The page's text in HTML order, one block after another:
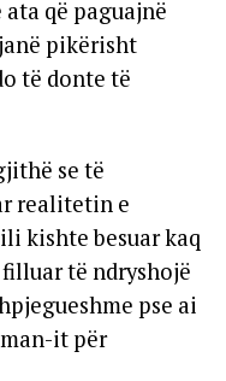
ata që paguajnë
pikërisht
të donte të
se të
realitetin e
kishte besuar kaq
të ndryshojë
pse ai
it për